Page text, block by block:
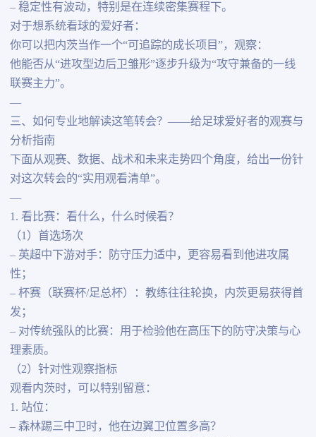
– 稳定性有波动，特别是在连续密集赛程下。
对于想系统看球的爱好者：
你可以把内茨当作一个“可追踪的成长项目”，观察：
他能否从“进攻型边后卫雏形”逐步升级为“攻守兼备的一线
联赛主力”。
—
三、如何专业地解读这笔转会？——给足球爱好者的观赛与
分析指南
下面从观赛、数据、战术和未来走势四个角度，给出一份针
对这次转会的“实用观看清单”。
—
1. 看比赛：看什么，什么时候看？
（1）首选场次
– 英超中下游对手：防守压力适中，更容易看到他进攻属
性；
– 杯赛（联赛杯/足总杯）：教练往往轮换，内茨更易获得首
发；
– 对传统强队的比赛：用于检验他在高压下的防守决策与心
理素质。
（2）针对性观察指标
观看内茨时，可以特别留意：
1. 站位：
– 森林踢三中卫时，他在边翼卫位置多高？